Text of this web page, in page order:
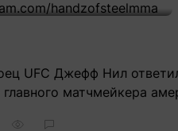
UFC Джефф Нил
матчмейкера